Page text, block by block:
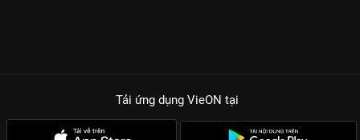
Tải ứng dụng VieON tại